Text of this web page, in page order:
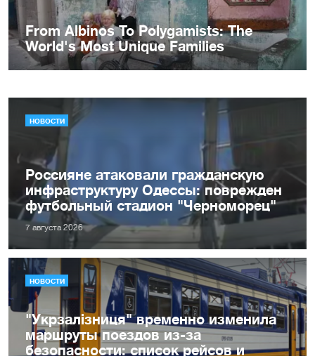
НОВОСТИ
Россияне атаковали гражданскую
инфраструктуру Одессы: поврежден
футбольный стадион "Черноморец"
7 августа 2026
НОВОСТИ
"Укрзалізниця" временно изменила
маршруты поездов из-за
безопасности: список рейсов и